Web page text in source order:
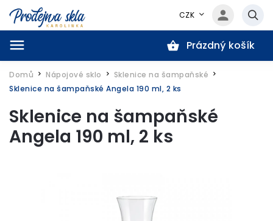
CZK
Prázdný košík
Domů / Nápojové sklo / Sklenice na šampaňské /
Sklenice na šampaňské Angela 190 ml, 2 ks
Sklenice na šampaňské
Angela 190 ml, 2 ks